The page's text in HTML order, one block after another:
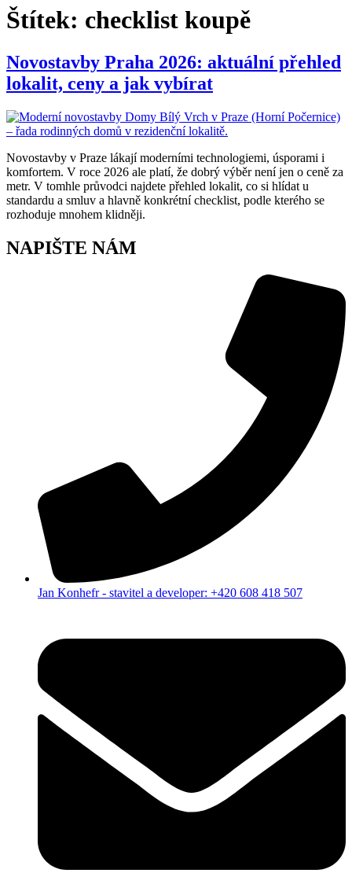
Štítek: checklist koupě
Novostavby Praha 2026: aktuální přehled
lokalit, ceny a jak vybírat
Novostavby v Praze lákají moderními technologiemi, úsporami i
komfortem. V roce 2026 ale platí, že dobrý výběr není jen o ceně za
metr. V tomhle průvodci najdete přehled lokalit, co si hlídat u
standardu a smluv a hlavně konkrétní checklist, podle kterého se
rozhoduje mnohem klidněji.
NAPIŠTE NÁM
Jan Konhefr - stavitel a developer: +420 608 418 507